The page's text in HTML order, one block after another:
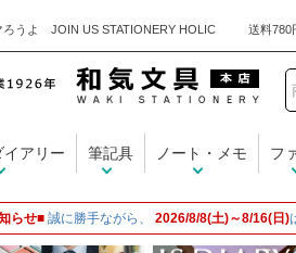
ろうよ JOIN US STATIONERY HOLIC
アリー 筆記具 ノート・メモ フ
らせ■ 誠に勝手ながら、 2026/8/8(土)～8/16(日)